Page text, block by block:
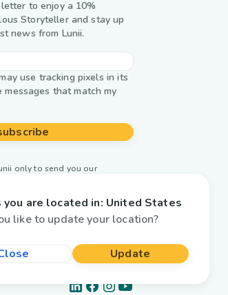
to enjoy a 10%
Storyteller and stay up
news from Lunii.
use tracking pixels in its
that match my
only to send you our
you are located in: United States
like to update your location?
Update